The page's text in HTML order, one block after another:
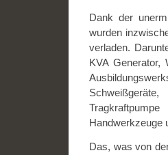
Dank der
wurden
verladen.
KVA Generator,
Handwerkzeuge
Das, was von